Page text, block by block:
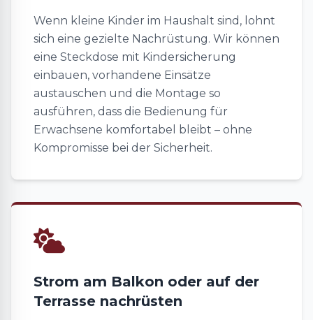
Wenn kleine Kinder im Haushalt sind, lohnt
sich eine gezielte Nachrüstung. Wir können
eine Steckdose mit Kindersicherung
einbauen, vorhandene Einsätze
austauschen und die Montage so
ausführen, dass die Bedienung für
Erwachsene komfortabel bleibt – ohne
Kompromisse bei der Sicherheit.
Strom am Balkon oder auf der
Terrasse nachrüsten